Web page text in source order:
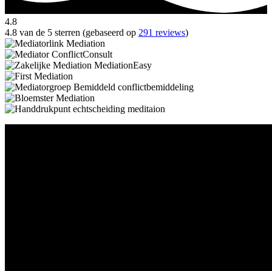
4.8
4.8 van de 5 sterren (gebaseerd op 291 reviews)